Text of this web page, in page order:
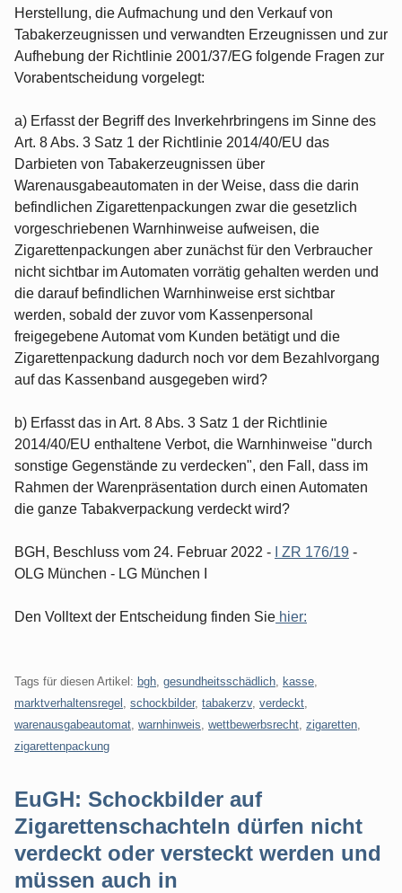
Herstellung, die Aufmachung und den Verkauf von
Tabakerzeugnissen und verwandten Erzeugnissen und zur
Aufhebung der Richtlinie 2001/37/EG folgende Fragen zur
Vorabentscheidung vorgelegt:
a) Erfasst der Begriff des Inverkehrbringens im Sinne des
Art. 8 Abs. 3 Satz 1 der Richtlinie 2014/40/EU das
Darbieten von Tabakerzeugnissen über
Warenausgabeautomaten in der Weise, dass die darin
befindlichen Zigarettenpackungen zwar die gesetzlich
vorgeschriebenen Warnhinweise aufweisen, die
Zigarettenpackungen aber zunächst für den Verbraucher
nicht sichtbar im Automaten vorrätig gehalten werden und
die darauf befindlichen Warnhinweise erst sichtbar
werden, sobald der zuvor vom Kassenpersonal
freigegebene Automat vom Kunden betätigt und die
Zigarettenpackung dadurch noch vor dem Bezahlvorgang
auf das Kassenband ausgegeben wird?
b) Erfasst das in Art. 8 Abs. 3 Satz 1 der Richtlinie
2014/40/EU enthaltene Verbot, die Warnhinweise "durch
sonstige Gegenstände zu verdecken", den Fall, dass im
Rahmen der Warenpräsentation durch einen Automaten
die ganze Tabakverpackung verdeckt wird?
BGH, Beschluss vom 24. Februar 2022 - I ZR 176/19 -
OLG München - LG München I
Den Volltext der Entscheidung finden Sie hier:
Tags für diesen Artikel: bgh gesundheitsschädlich kasse
marktverhaltensregel
schockbilder, tabakerzv, verdeckt
warenausgabeautomat warnhinweis wettbewerbsrecht zigaretten
zigarettenpackung
EuGH: Schockbilder auf
Zigarettenschachteln dürfen nicht
verdeckt oder versteckt werden und
müssen auch in